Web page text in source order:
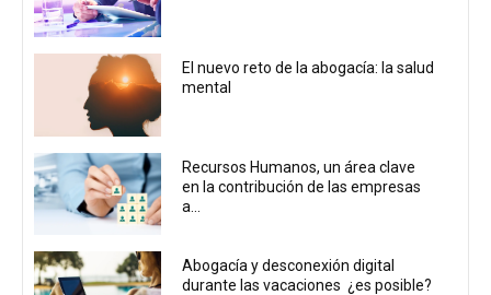
El nuevo reto de la abogacía: la salud
mental
Recursos Humanos, un área clave
en la contribución de las empresas
a...
Abogacía y desconexión digital
durante las vacaciones ¿es posible?